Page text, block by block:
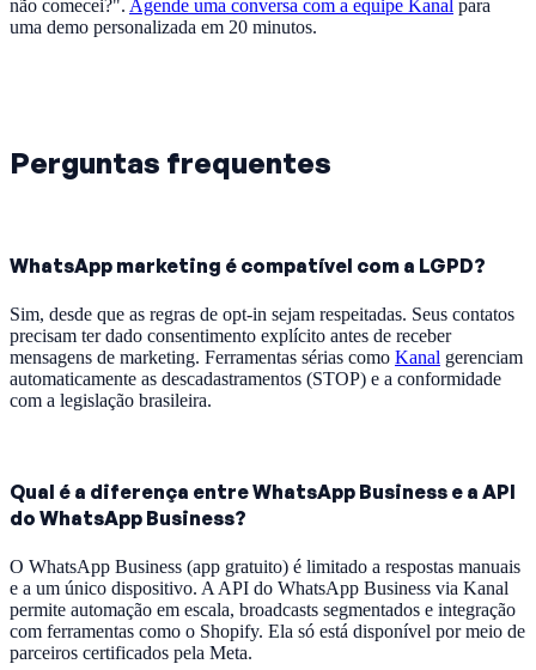
não comecei?". Agende uma conversa com a equipe Kanal para
uma demo personalizada em 20 minutos.
Perguntas frequentes
WhatsApp marketing é compatível com a LGPD?
Sim, desde que as regras de opt-in sejam respeitadas. Seus contatos
precisam ter dado consentimento explícito antes de receber
mensagens de marketing. Ferramentas sérias como Kanal gerenciam
automaticamente as descadastramentos (STOP) e a conformidade
com a legislação brasileira.
Qual é a diferença entre WhatsApp Business e a API
do WhatsApp Business?
O WhatsApp Business (app gratuito) é limitado a respostas manuais
e a um único dispositivo. A API do WhatsApp Business via Kanal
permite automação em escala, broadcasts segmentados e integração
com ferramentas como o Shopify. Ela só está disponível por meio de
parceiros certificados pela Meta.